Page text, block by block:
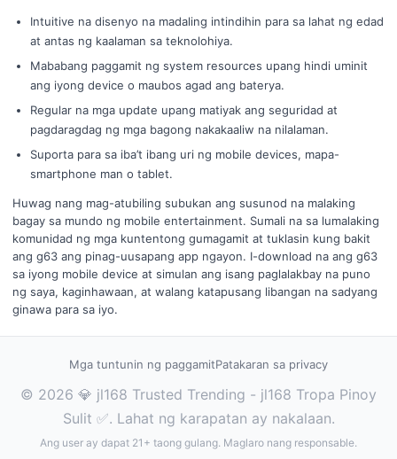
Intuitive na disenyo na madaling intindihin para sa lahat ng edad
at antas ng kaalaman sa teknolohiya.
Mababang paggamit ng system resources upang hindi uminit
ang iyong device o maubos agad ang baterya.
Regular na mga update upang matiyak ang seguridad at
pagdaragdag ng mga bagong nakakaaliw na nilalaman.
Suporta para sa iba’t ibang uri ng mobile devices, mapa-
smartphone man o tablet.
Huwag nang mag-atubiling subukan ang susunod na malaking
bagay sa mundo ng mobile entertainment. Sumali na sa lumalaking
komunidad ng mga kuntentong gumagamit at tuklasin kung bakit
ang g63 ang pinag-uusapang app ngayon. I-download na ang g63
sa iyong mobile device at simulan ang isang paglalakbay na puno
ng saya, kaginhawaan, at walang katapusang libangan na sadyang
ginawa para sa iyo.
Mga tuntunin ng paggamitPatakaran sa privacy
© 2026 💎 jl168 Trusted Trending - jl168 Tropa Pinoy
Sulit ✅. Lahat ng karapatan ay nakalaan.
Ang user ay dapat 21+ taong gulang. Maglaro nang responsable.